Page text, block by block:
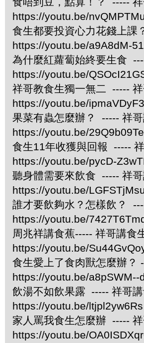
https://youtu.be/
食生都要投資心力花錢上課
https://youtu.be/a9A8dM-
為什麼紅蘿蔔始終要生食
https://youtu.be/
祥哥教食生獨一無二 -----
https://youtu.be/
果菜有蟲怎麼辦？ ----- 祥
https://youtu.be/
食生11年收獲與回報 -----
https://youtu.be/pycD-
聽身體需要來飲食 ----- 祥
https://youtu.be/
誰才要飲夠水？怎樣飲？
https://youtu.be/
周兆祥講食蕉----- 祥哥講食
https://youtu.be/
食生愛上了食肉獸怎麼辦？
https://youtu.be/a8pSWM--
飲湯不如飲果露 ----- 祥哥
https://youtu.be/ltjpl2yw6Rs
家人罵我食生怎麼辦 -----
https://youtu.be/